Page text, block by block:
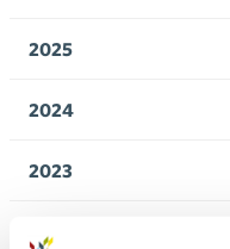
2025
2024
2023
2022